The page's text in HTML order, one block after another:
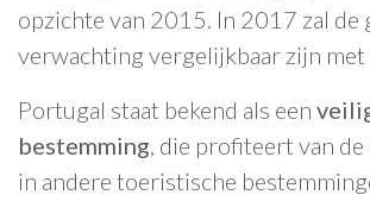
opzichte van 2015. In 2017 zal de
verwachting vergelijkbaar zijn
Portugal staat bekend als een
bestemming, die profiteert van
in andere toeristische